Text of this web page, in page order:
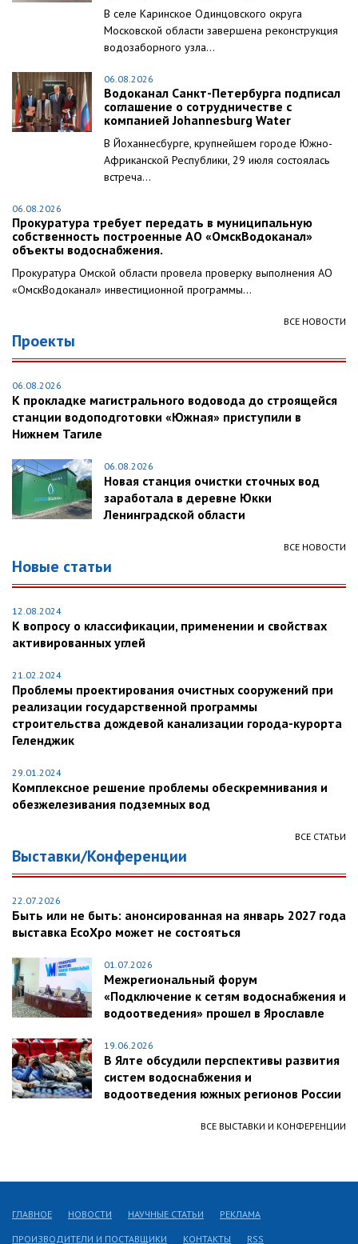
В селе Каринское Одинцовского округа
Московской области завершена реконструкция
водозаборного узла...
06.08.2026
Водоканал Санкт-Петербурга подписал
соглашение о сотрудничестве с
компанией Johannesburg Water
В Йоханнесбурге, крупнейшем городе Южно-
Африканской Республики, 29 июля состоялась
встреча...
06.08.2026
Прокуратура требует передать в муниципальную
собственность построенные АО «ОмскВодоканал»
объекты водоснабжения.
Прокуратура Омской области провела проверку выполнения АО
«ОмскВодоканал» инвестиционной программы...
ВСЕ НОВОСТИ
Проекты
06.08.2026
К прокладке магистрального водовода до строящейся
станции водоподготовки «Южная» приступили в
Нижнем Тагиле
06.08.2026
Новая станция очистки сточных вод
заработала в деревне Юкки
Ленинградской области
ВСЕ НОВОСТИ
Новые статьи
12.08.2024
К вопросу о классификации, применении и свойствах
активированных углей
21.02.2024
Проблемы проектирования очистных сооружений при
реализации государственной программы
строительства дождевой канализации города-курорта
Геленджик
29.01.2024
Комплексное решение проблемы обескремнивания и
обезжелезивания подземных вод
ВСЕ СТАТЬИ
Выставки/Конференции
22.07.2026
Быть или не быть: анонсированная на январь 2027 года
выставка EcoXpo может не состояться
01.07.2026
Межрегиональный форум
«Подключение к сетям водоснабжения и
водоотведения» прошел в Ярославле
19.06.2026
В Ялте обсудили перспективы развития
систем водоснабжения и
водоотведения южных регионов России
ВСЕ ВЫСТАВКИ И КОНФЕРЕНЦИИ
ГЛАВНОЕ НОВОСТИ НАУЧНЫЕ СТАТЬИ РЕКЛАМА
ПРОИЗВОДИТЕЛИ И ПОСТАВЩИКИ КОНТАКТЫ RSS